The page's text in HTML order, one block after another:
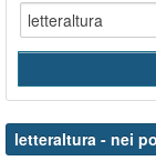
letteraltura - nei